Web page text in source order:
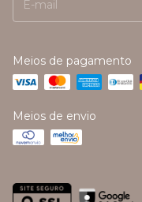
Meios de pagamento
Meios de envio